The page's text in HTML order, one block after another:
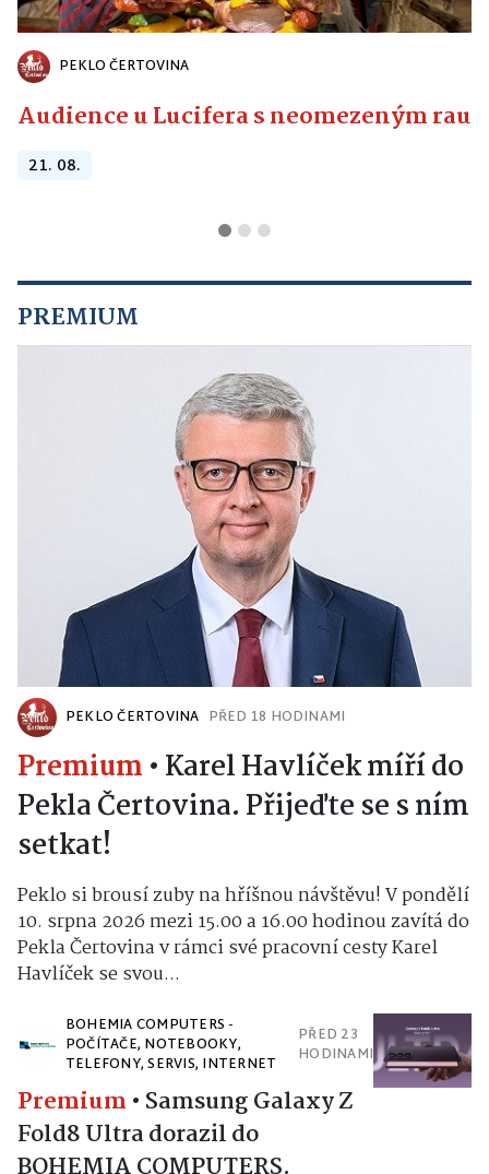
PEKLO ČERTOVINA
Audience u Lucifera s neomezeným
21. 08.
PREMIUM
PEKLO ČERTOVINA PŘED 18 HODINAMI
Premium • Karel Havlíček míří do
Pekla Čertovina. Přijeďte se s ním
setkat!
Peklo si brousí zuby na hříšnou návštěvu! V pondělí
10. srpna 2026 mezi 15.00 a 16.00 hodinou zavítá do
Pekla Čertovina v rámci své pracovní cesty Karel
Havlíček se svou...
BOHEMIA COMPUTERS -
POČÍTAČE, NOTEBOOKY,
TELEFONY, SERVIS, INTERNET
PŘED 23
HODINAMI
Premium • Samsung Galaxy Z
Fold8 Ultra dorazil do